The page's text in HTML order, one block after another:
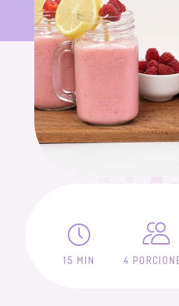
15 MIN 4